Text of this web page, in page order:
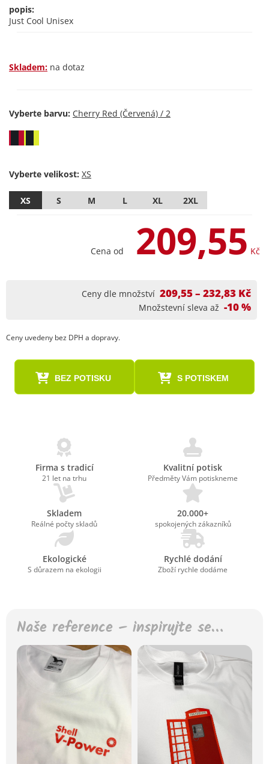
popis:
Just Cool Unisex
Skladem: na dotaz
Vyberte barvu:
Vyberte velikost:
XS S M L XL 2XL
Cena od 209,55 Kč
Ceny dle množství 209,55 – 232,83 Kč
Množstevní sleva až -10 %
Ceny uvedeny bez DPH a dopravy.
BEZ POTISKU S POTISKEM
Firma s tradicí
21 let na trhu
Kvalitní potisk
Předměty Vám potiskneme
Skladem
Reálné počty skladů
20.000+
spokojených zákazníků
Ekologické
S důrazem na ekologii
Rychlé dodání
Zboží rychle dodáme
Naše reference – inspirujte se…